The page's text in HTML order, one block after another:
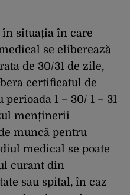
situația în care
se eliberează
de 30/31 de zile,
certificatul de
1 – 30/ 1 – 31
menținerii
muncă pentru
medical se poate
curant din
sau spital, în caz